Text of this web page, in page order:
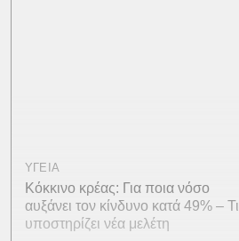
ΥΓΕΙΑ
Κόκκινο κρέας: Για ποια νόσο
αυξάνει τον κίνδυνο κατά 49% – Τι
υποστηρίζει νέα μελέτη